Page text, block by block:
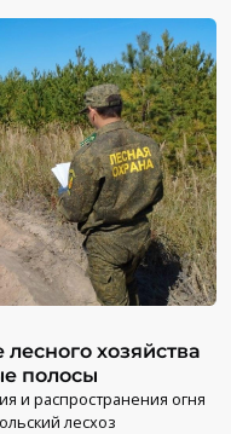
хозяйства
полосы
и распространения огня
лесхоз